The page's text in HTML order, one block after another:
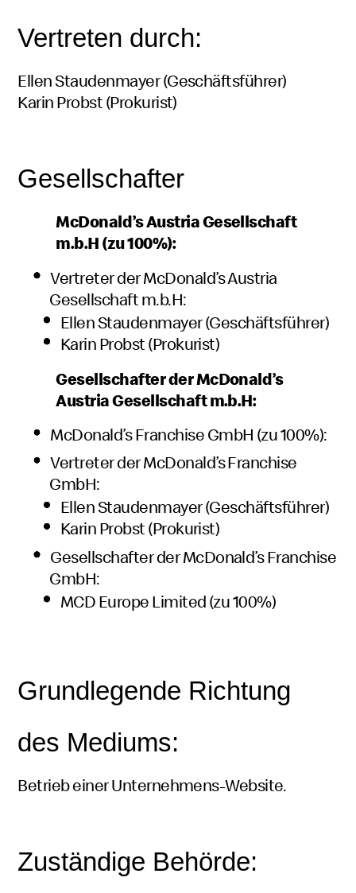
Vertreten durch:
Ellen Staudenmayer (Geschäftsführer)
Karin Probst (Prokurist)
Gesellschafter
McDonald’s Austria Gesellschaft
m.b.H (zu 100%):
Vertreter der McDonald’s Austria
Gesellschaft m.b.H:
Ellen Staudenmayer (Geschäftsführer)
Karin Probst (Prokurist)
Gesellschafter der McDonald’s
Austria Gesellschaft m.b.H:
McDonald’s Franchise GmbH (zu 100%):
Vertreter der McDonald’s Franchise
GmbH:
Ellen Staudenmayer (Geschäftsführer)
Karin Probst (Prokurist)
Gesellschafter der McDonald’s Franchise
GmbH:
MCD Europe Limited (zu 100%)
Grundlegende Richtung
des Mediums:
Betrieb einer Unternehmens-Website.
Zuständige Behörde: